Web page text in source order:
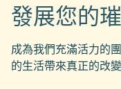
發展您的
成為我們充滿活力的
的生活帶來真正的改